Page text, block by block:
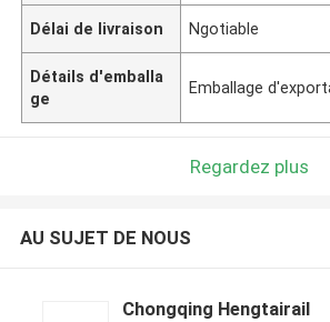
Délai de livraison Ngotiable
Détails d'emballa
ge
Emballage
Regardez plus
AU SUJET DE NOUS
Chongqing Hengtairail